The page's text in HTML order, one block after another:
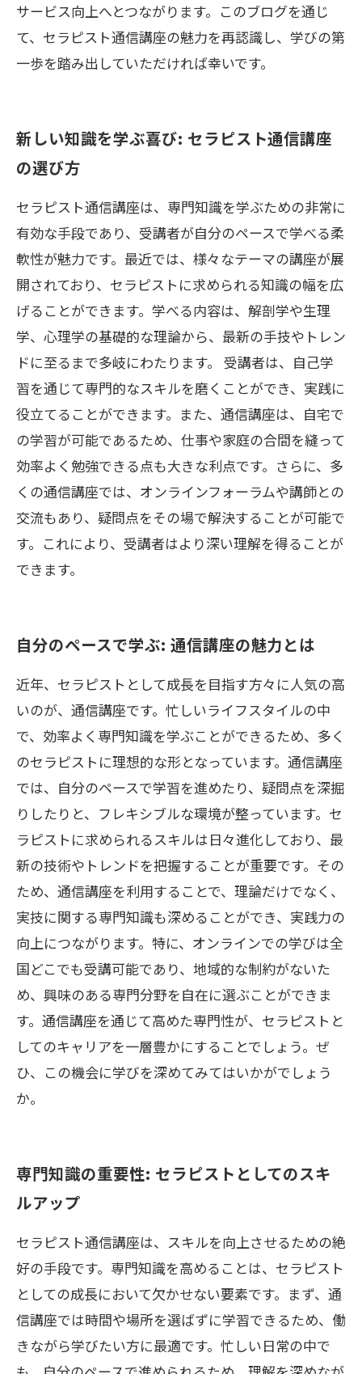
サービス向上へとつながります。このブログを通じ
て、セラピスト通信講座の魅力を再認識し、学びの第
一歩を踏み出していただければ幸いです。
新しい知識を学ぶ喜び: セラピスト通信講座
の選び方
セラピスト通信講座は、専門知識を学ぶための非常に
有効な手段であり、受講者が自分のペースで学べる柔
軟性が魅力です。最近では、様々なテーマの講座が展
開されており、セラピストに求められる知識の幅を広
げることができます。学べる内容は、解剖学や生理
学、心理学の基礎的な理論から、最新の手技やトレン
ドに至るまで多岐にわたります。 受講者は、自己学
習を通じて専門的なスキルを磨くことができ、実践に
役立てることができます。また、通信講座は、自宅で
の学習が可能であるため、仕事や家庭の合間を縫って
効率よく勉強できる点も大きな利点です。さらに、多
くの通信講座では、オンラインフォーラムや講師との
交流もあり、疑問点をその場で解決することが可能で
す。これにより、受講者はより深い理解を得ることが
できます。
自分のペースで学ぶ: 通信講座の魅力とは
近年、セラピストとして成長を目指す方々に人気の高
いのが、通信講座です。忙しいライフスタイルの中
で、効率よく専門知識を学ぶことができるため、多く
のセラピストに理想的な形となっています。通信講座
では、自分のペースで学習を進めたり、疑問点を深掘
りしたりと、フレキシブルな環境が整っています。セ
ラピストに求められるスキルは日々進化しており、最
新の技術やトレンドを把握することが重要です。その
ため、通信講座を利用することで、理論だけでなく、
実技に関する専門知識も深めることができ、実践力の
向上につながります。特に、オンラインでの学びは全
国どこでも受講可能であり、地域的な制約がないた
め、興味のある専門分野を自在に選ぶことができま
す。通信講座を通じて高めた専門性が、セラピストと
してのキャリアを一層豊かにすることでしょう。ぜ
ひ、この機会に学びを深めてみてはいかがでしょう
か。
専門知識の重要性: セラピストとしてのスキ
ルアップ
セラピスト通信講座は、スキルを向上させるための絶
好の手段です。専門知識を高めることは、セラピスト
としての成長において欠かせない要素です。まず、通
信講座では時間や場所を選ばずに学習できるため、働
きながら学びたい方に最適です。忙しい日常の中で